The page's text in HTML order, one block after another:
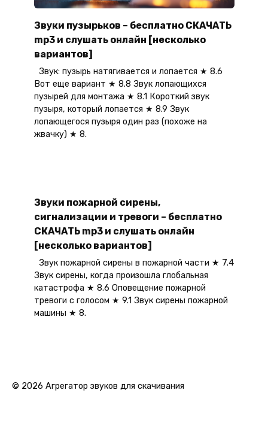
Звуки пузырьков – бесплатно СКАЧАТЬ
mp3 и слушать онлайн [несколько
вариантов]
Звук: пузырь натягивается и лопается ★ 8.6
Вот еще вариант ★ 8.8 Звук лопающихся
пузырей для монтажа ★ 8.1 Короткий звук
пузыря, который лопается ★ 8.9 Звук
лопающегося пузыря один раз (похоже на
жвачку) ★ 8.
Звуки пожарной сирены,
сигнализации и тревоги – бесплатно
СКАЧАТЬ mp3 и слушать онлайн
[несколько вариантов]
Звук пожарной сирены в пожарной части ★ 7.4
Звук сирены, когда произошла глобальная
катастрофа ★ 8.6 Оповещение пожарной
тревоги с голосом ★ 9.1 Звук сирены пожарной
машины ★ 8.
© 2026 Агрегатор звуков для скачивания